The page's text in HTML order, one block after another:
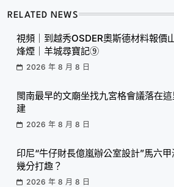
RELATED NEWS
視頻｜到越秀OSDER奧斯德材料報價
烽煙｜羊城尋寶記⑨
2026 年 8 月 8 日
閩南最早的文廟坐找九宮格會議落在
建
2026 年 8 月 8 日
印尼“牛仔財長億嵐辦公室設計”馬六
幾分打趣？
2026 年 8 月 8 日